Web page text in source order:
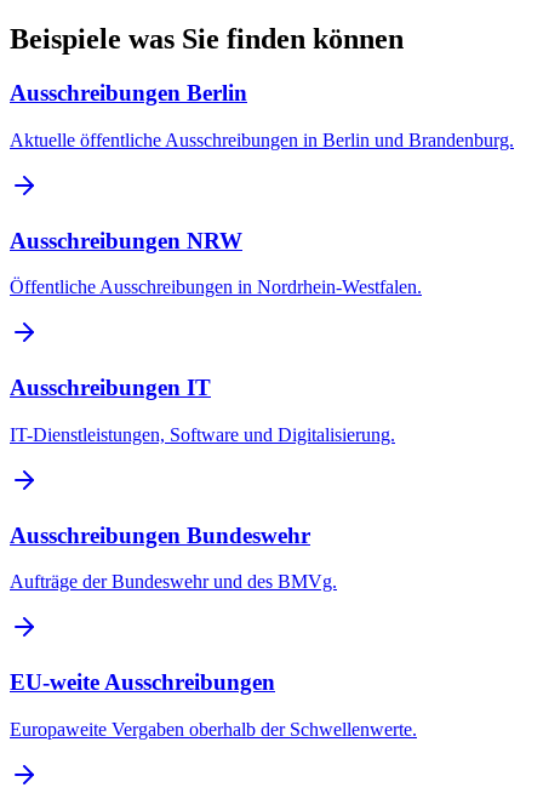
Beispiele was Sie finden können
Ausschreibungen Berlin
Aktuelle öffentliche Ausschreibungen in Berlin und Brandenburg.
Ausschreibungen NRW
Öffentliche Ausschreibungen in Nordrhein-Westfalen.
Ausschreibungen IT
IT-Dienstleistungen, Software und Digitalisierung.
Ausschreibungen Bundeswehr
Aufträge der Bundeswehr und des BMVg.
EU-weite Ausschreibungen
Europaweite Vergaben oberhalb der Schwellenwerte.